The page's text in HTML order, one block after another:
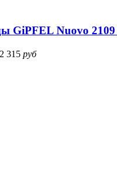
GiPFEL Nuovo 2109
2 315 руб